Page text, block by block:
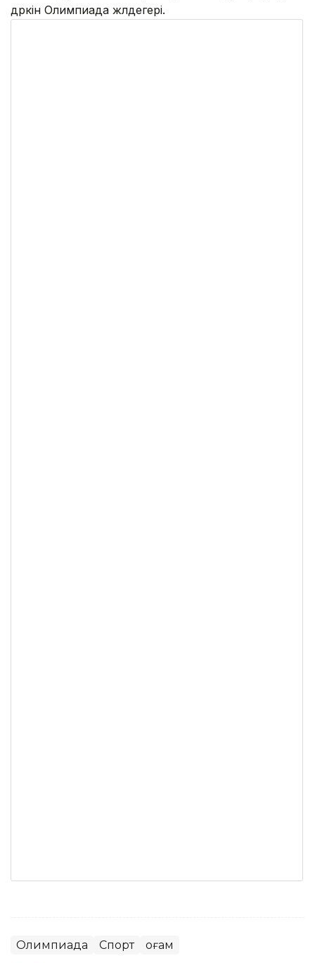
дүркін Олимпиада жүлдегері.
Олимпиада Спорт Қоғам